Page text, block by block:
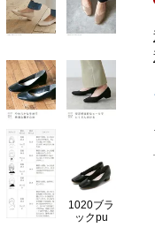
1020ブラ
ックpu